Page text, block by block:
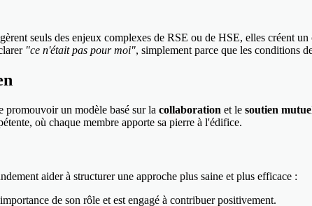
seuls des enjeux complexes de RSE ou de HSE, elles créent
"ce n'était pas pour moi", simplement parce que les conditions
promouvoir un modèle basé sur la collaboration et le soutien
où chaque membre apporte sa pierre à l'édifice.
aider à structurer une approche plus saine et plus efficace :
de son rôle et est engagé à contribuer positivement.